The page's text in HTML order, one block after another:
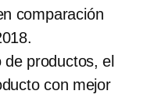
comparación
productos, el
con mejor